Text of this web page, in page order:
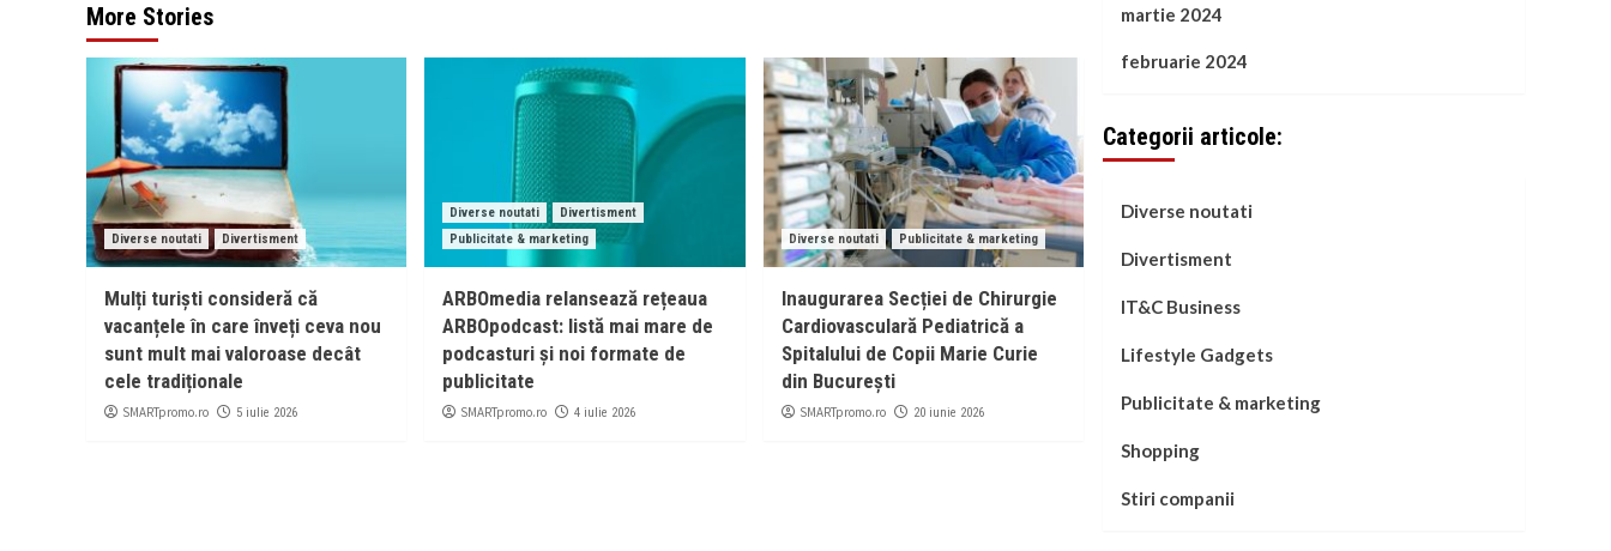
More Stories
Diverse noutati Divertisment
Mulți turiști consideră că
vacanțele în care înveți ceva nou
sunt mult mai valoroase decât
cele tradiționale
SMARTpromo.ro 5 iulie 2026
Diverse noutati
Divertisment
Publicitate & marketing
ARBOmedia relansează rețeaua
ARBOpodcast: listă mai mare de
podcasturi și noi formate de
publicitate
SMARTpromo.ro 4 iulie 2026
Diverse noutati Publicitate & marketing
Inaugurarea Secției de Chirurgie
Cardiovasculară Pediatrică a
Spitalului de Copii Marie Curie
din București
SMARTpromo.ro 20 iunie 2026
martie 2024
februarie 2024
Categorii articole:
Diverse noutati
Divertisment
IT&C Business
Lifestyle Gadgets
Publicitate & marketing
Shopping
Stiri companii